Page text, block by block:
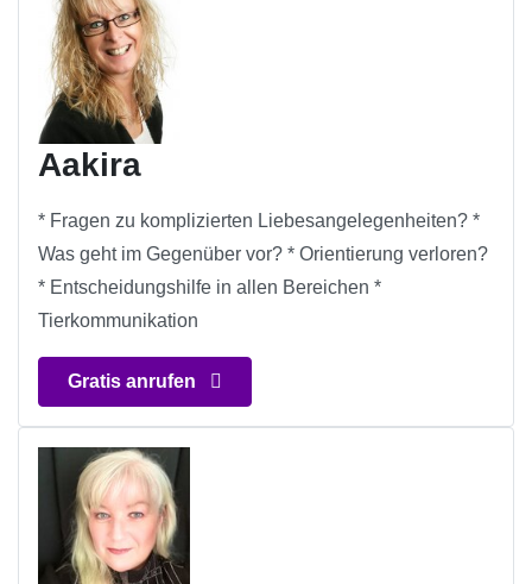
Aakira
* Fragen zu komplizierten Liebesangelegenheiten? *
Was geht im Gegenüber vor? * Orientierung verloren?
* Entscheidungshilfe in allen Bereichen *
Tierkommunikation
Gratis anrufen